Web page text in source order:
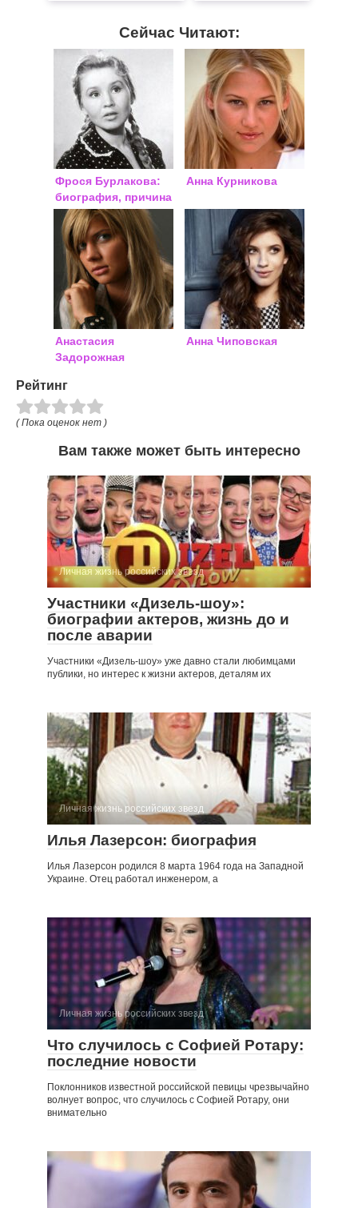
Сейчас Читают:
Фрося Бурлакова:
биография, причина
смерти
Анна Курникова
Анастасия
Задорожная
Анна Чиповская
Рейтинг
( Пока оценок нет )
Вам также может быть интересно
Личная жизнь российских звезд
Участники «Дизель-шоу»:
биографии актеров, жизнь до и
после аварии
Участники «Дизель-шоу» уже давно стали любимцами
публики, но интерес к жизни актеров, деталям их
Личная жизнь российских звезд
Илья Лазерсон: биография
Илья Лазерсон родился 8 марта 1964 года на Западной
Украине. Отец работал инженером, а
Личная жизнь российских звезд
Что случилось с Софией Ротару:
последние новости
Поклонников известной российской певицы чрезвычайно
волнует вопрос, что случилось с Софией Ротару, они
внимательно